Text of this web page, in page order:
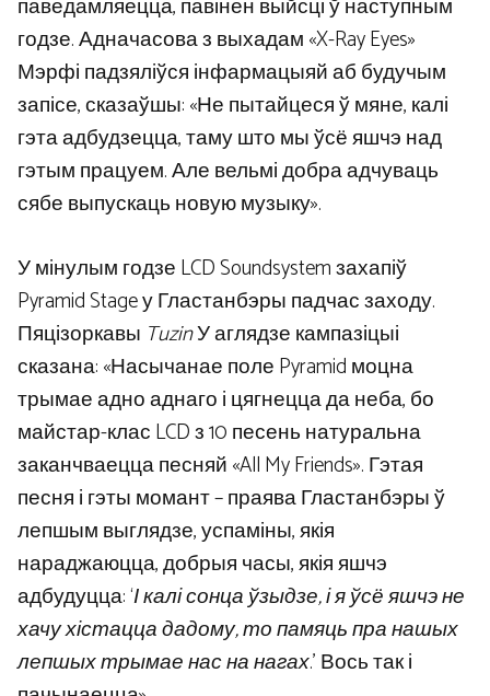
паведамляецца, павінен выйсці ў наступным
годзе. Адначасова з выхадам «X-Ray Eyes»
Мэрфі падзяліўся інфармацыяй аб будучым
запісе, сказаўшы: «Не пытайцеся ў мяне, калі
гэта адбудзецца, таму што мы ўсё яшчэ над
гэтым працуем. Але вельмі добра адчуваць
сябе выпускаць новую музыку».
У мінулым годзе LCD Soundsystem захапіў
Pyramid Stage у Гластанбэры падчас заходу.
Пяцізоркавы TuzinУ аглядзе кампазіцыі
сказана: «Насычанае поле Pyramid моцна
трымае адно аднаго і цягнецца да неба, бо
майстар-клас LCD з 10 песень натуральна
заканчваецца песняй «All My Friends». Гэтая
песня і гэты момант – праява Гластанбэры ў
лепшым выглядзе, успаміны, якія
нараджаюцца, добрыя часы, якія яшчэ
адбудуцца: ‘І калі сонца ўзыдзе, і я ўсё яшчэ не
хачу хістацца дадому, то памяць пра нашых
лепшых трымае нас на нагах.’ Вось так і